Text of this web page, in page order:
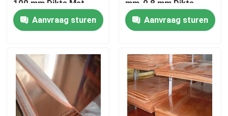
Contacteer ons
Gevallen
ss naadloze buis
100 mm Dikte Met
snijden, lassen
Aanvraag sturen
mm-0,8 mm Dikte
Voor decoratieve
toepassingen
Aanvraag sturen